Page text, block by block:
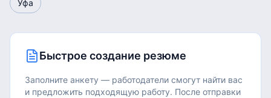
Уфа
Быстрое создание резюме
Заполните анкету — работодатели смогут найти вас
и предложить подходящую работу. После отправки